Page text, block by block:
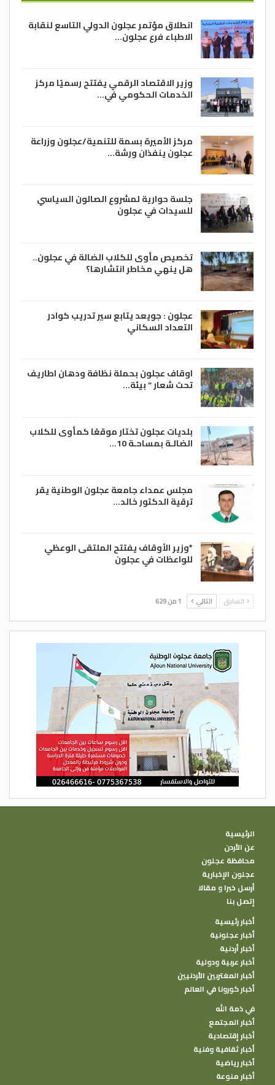
انطلاق مؤتمر عجلون الدولي التاسع لنقابة
الاطباء فرع عجلون…
وزير الاقتصاد الرقمي يفتتح رسميًا مركز
الخدمات الحكومي في…
مركز الأميرة بسمة للتنمية/عجلون وزراعة
عجلون ينفذان ورشة…
جلسة حوارية لمشروع الصالون السياسي
للسيدات في عجلون
تخصيص مأوى للكلاب الضالة في عجلون..
هل ينهي مخاطر انتشارها؟
عجلون : جويعد يتابع سير تدريب كوادر
التعداد السكاني
اوقاف عجلون بحملة نظافة ودهان اطاريف
تحت شعار ” بيئة…
بلديات عجلون تختار موقعًا كمأوى للكلاب
الضالـة بمساحـة 10…
مجلس عمداء جامعة عجلون الوطنية يقر
ترقية الدكتور خالد…
*وزير الأوقاف يفتتح الملتقى الوعظي
للواعظات في عجلون
السابق التالي 1 من 629
الرئيسية
عن الأردن
محافظة عجلون
عجلون الإخبارية
أرسل خبرا و مقالا
إتصل بنا
أخبار رئيسية
أخبار عجلونية
أخبار أردنية
أخبار عربية ودولية
أخبار المغتربين الأردنيين
أخبار كورونا في العالم
في ذمة الله
أخبار المجتمع
أخبار إقتصادية
أخبار ثقافية وفنية
أخبار رياضية
أخبار منوعة